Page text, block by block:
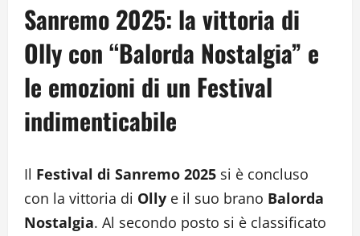
Sanremo 2025: la vittoria di
Olly con “Balorda Nostalgia” e
le emozioni di un Festival
indimenticabile
Il Festival di Sanremo 2025 si è concluso
con la vittoria di Olly e il suo brano Balorda
Nostalgia. Al secondo posto si è classificato